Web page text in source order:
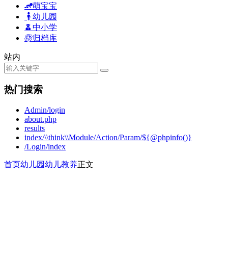
萌宝宝
幼儿园
中小学
归档库
站内
热门搜索
Admin/login
about.php
results
index/\\think\\Module/Action/Param/${@phpinfo()}
/Login/index
首页幼儿园幼儿教养正文